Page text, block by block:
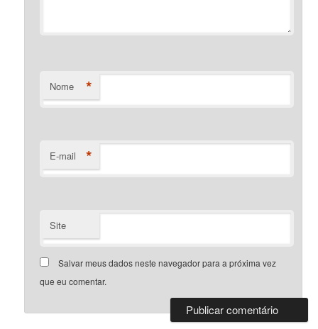
Nome *
E-mail *
Site
Salvar meus dados neste navegador para a próxima vez
que eu comentar.